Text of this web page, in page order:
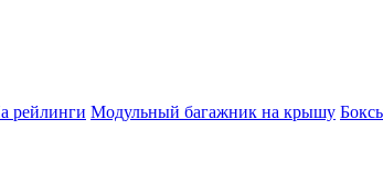
рейлинги Модульный багажник на крышу